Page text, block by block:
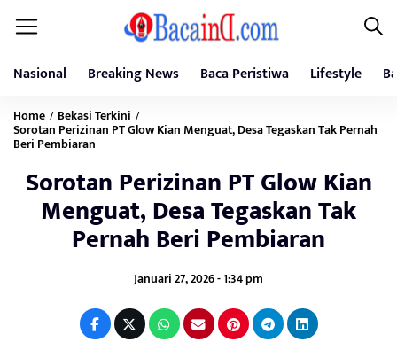
Nasional Breaking News Baca Peristiwa Lifestyle
Home / Bekasi Terkini /
Sorotan Perizinan PT Glow Kian Menguat, Desa Tegaskan Tak Pernah
Beri Pembiaran
Sorotan Perizinan PT Glow Kian
Menguat, Desa Tegaskan Tak
Pernah Beri Pembiaran
Januari 27, 2026 - 1:34 pm